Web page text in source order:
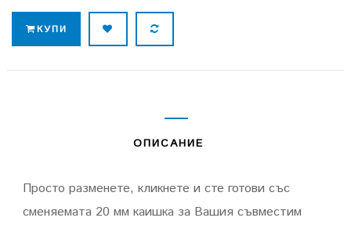
КУПИ
ОПИСАНИЕ
Просто разменете, кликнете и сте готови със
сменяемата 20 мм каишка за Вашия съвместим